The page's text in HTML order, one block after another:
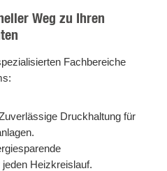
Weg zu Ihren
Fachbereiche
Druckhaltung für
Heizkreislauf.